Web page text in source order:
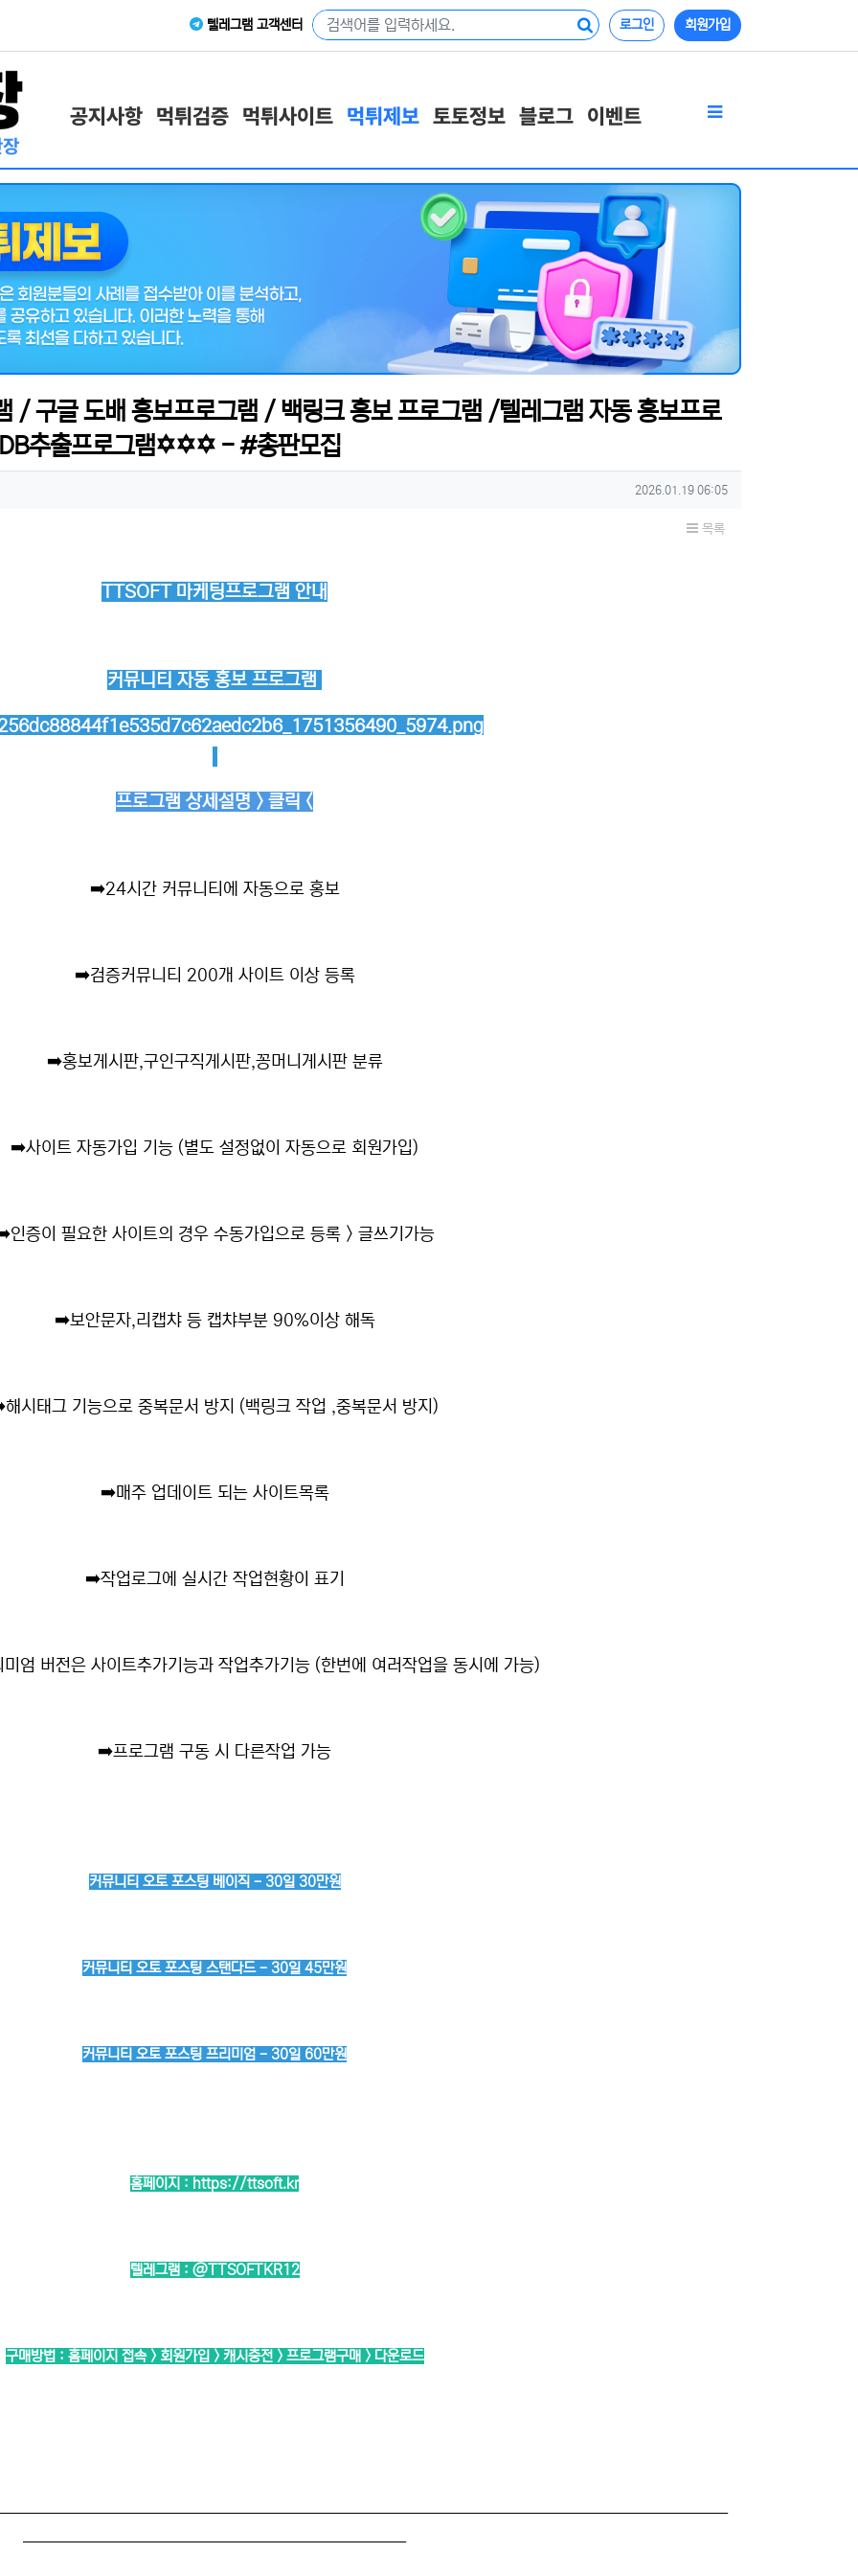
텔레그램 고객센터 로그인 회원가입
공지사항 먹튀검증 먹튀사이트 먹튀제보 토토정보 블로그 이벤트
구글 도배 홍보프로그램 / 백링크 홍보 프로그램 /텔레그램 자동 홍보프로
추출프로그램✡️✡️✡️ - #총판모집
작성일
2026.01.19 06:05
목록
TTSOFT 마케팅프로그램 안내
커뮤니티 자동 홍보 프로그램
프로그램 상세설명 > 클릭 <
➡️24시간 커뮤니티에 자동으로 홍보
➡️검증커뮤니티 200개 사이트 이상 등록
➡️홍보게시판,구인구직게시판,꽁머니게시판 분류
➡️사이트 자동가입 기능 (별도 설정없이 자동으로 회원가입)
인증이 필요한 사이트의 경우 수동가입으로 등록 > 글쓰기가능
➡️보안문자,리캡챠 등 캡챠부분 90%이상 해독
해시태그 기능으로 중복문서 방지 (백링크 작업 ,중복문서 방지)
➡️매주 업데이트 되는 사이트목록
➡️작업로그에 실시간 작업현황이 표기
엄 버전은 사이트추가기능과 작업추가기능 (한번에 여러작업을 동시에 가능)
➡️프로그램 구동 시 다른작업 가능
커뮤니티 오토 포스팅 베이직 - 30일 30만원
커뮤니티 오토 포스팅 스탠다드 - 30일 45만원
커뮤니티 오토 포스팅 프리미엄 - 30일 60만원
홈페이지 : https://ttsoft.kr
텔레그램 : @TTSOFTKR12
구매방법 : 홈페이지 접속 > 회원가입 > 캐시충전 > 프로그램구매 > 다운로드
─────────────────────────